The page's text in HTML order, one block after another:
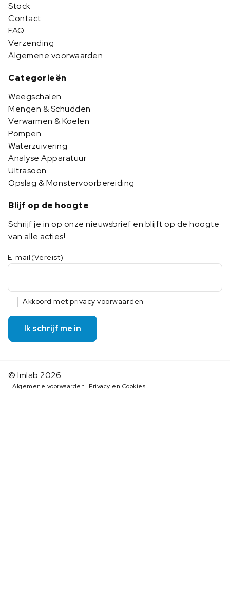
Stock
Contact
FAQ
Verzending
Algemene voorwaarden
Categorieën
Weegschalen
Mengen & Schudden
Verwarmen & Koelen
Pompen
Waterzuivering
Analyse Apparatuur
Ultrasoon
Opslag & Monstervoorbereiding
Blijf op de hoogte
Schrijf je in op onze nieuwsbrief en blijft op de hoogte
van alle acties!
E-mail (Vereist)
Akkoord met privacy voorwaarden
Ik schrijf me in
© Imlab 2026
Algemene voorwaarden Privacy en Cookies